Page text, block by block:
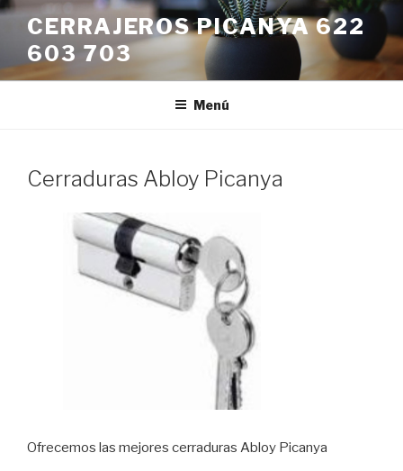
Saltar
contenido
CERRAJEROS PICANYA 622
603 703
Menú
Cerraduras Abloy Picanya
Ofrecemos las mejores cerraduras Abloy Picanya